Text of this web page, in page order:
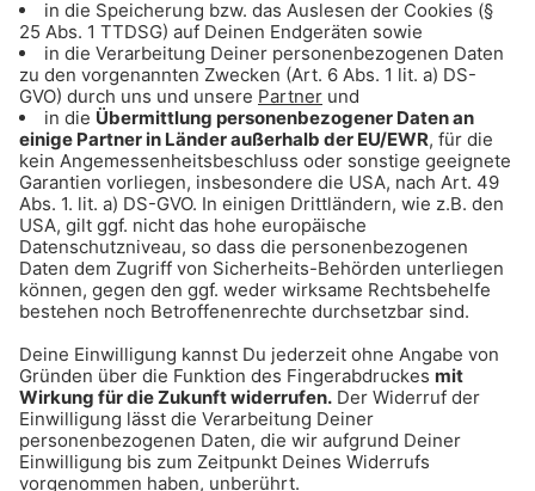
ANZEIGE - Sichere dir Tagestickets für
den Triassic Park auf der Steinplatte